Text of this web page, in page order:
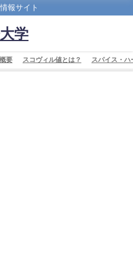
報サイト
学
要 スコヴィル値とは？ スパイス・ハ